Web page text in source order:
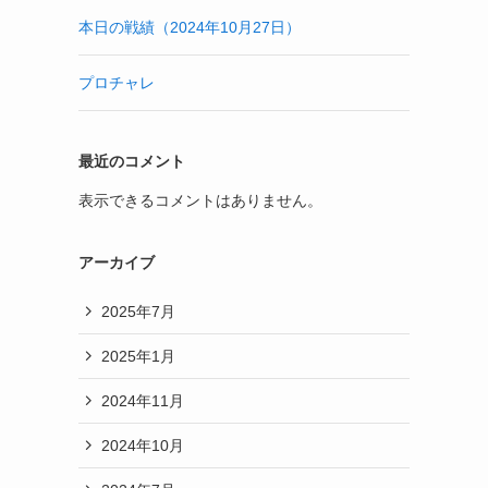
本日の戦績（2024年10月27日）
プロチャレ
最近のコメント
表示できるコメントはありません。
アーカイブ
2025年7月
2025年1月
2024年11月
2024年10月